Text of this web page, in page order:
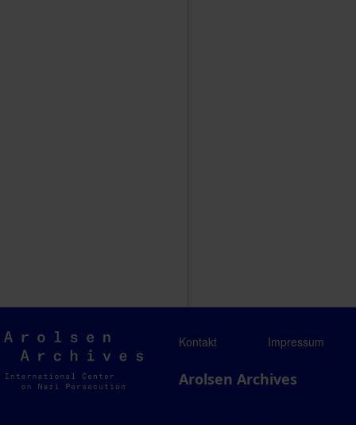
Arolsen
Archives
Kontakt Impressum
Arolsen Archives